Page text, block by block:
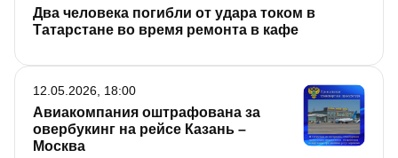
Два человека погибли от удара током в
Татарстане во время ремонта в кафе
Авиакомпания оштрафована за
овербукинг на рейсе Казань –
Москва
12.05.2026, 18:00